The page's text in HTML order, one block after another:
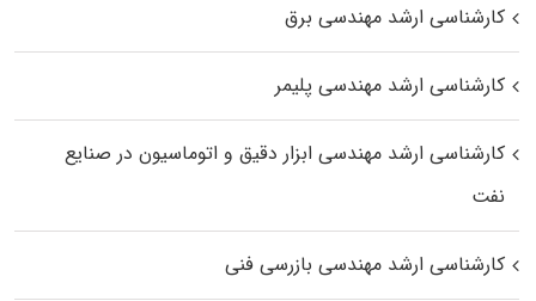
کارشناسی ارشد مهندسی برق
کارشناسی ارشد مهندسی پلیمر
کارشناسی ارشد مهندسی ابزار دقیق و اتوماسیون در صنایع
نفت
کارشناسی ارشد مهندسی بازرسی فنی